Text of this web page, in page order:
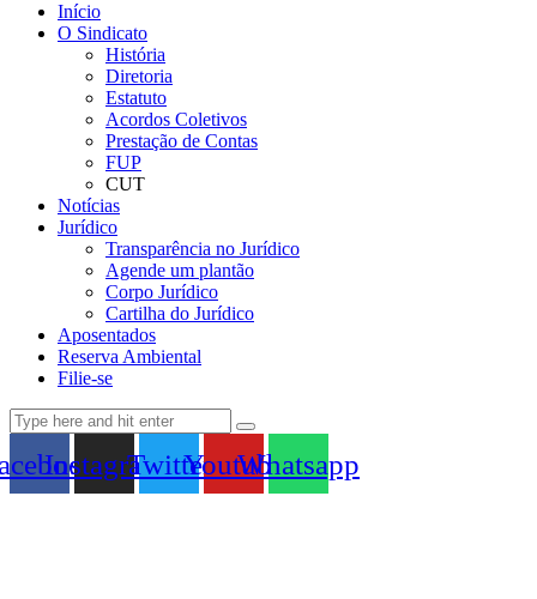
Início
O Sindicato
História
Diretoria
Estatuto
Acordos Coletivos
Prestação de Contas
FUP
CUT
Notícias
Jurídico
Transparência no Jurídico
Agende um plantão
Corpo Jurídico
Cartilha do Jurídico
Aposentados
Reserva Ambiental
Filie-se
InstagramTwitterYoutubeWhatsapp